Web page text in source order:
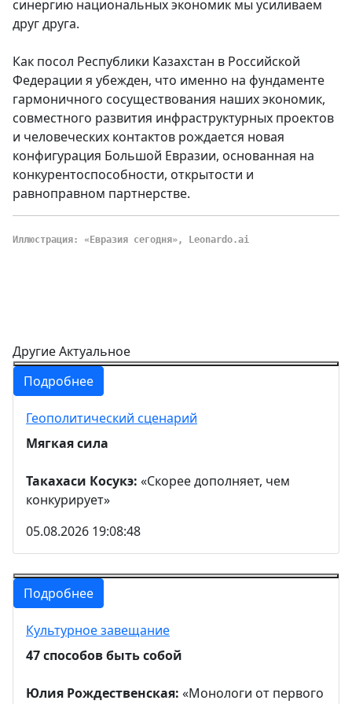
синергию национальных экономик мы усиливаем
друг друга.
Как посол Республики Казахстан в Российской
Федерации я убежден, что именно на фундаменте
гармоничного сосуществования наших экономик,
совместного развития инфраструктурных проектов
и человеческих контактов рождается новая
конфигурация Большой Евразии, основанная на
конкурентоспособности, открытости и
равноправном партнерстве.
Иллюстрация: «Евразия сегодня», Leonardo.ai
Другие Актуальное
Подробнее
Геополитический сценарий
Мягкая сила
Такахаси Косукэ: «Скорее дополняет, чем
конкурирует»
05.08.2026 19:08:48
Подробнее
Культурное завещание
47 способов быть собой
Юлия Рождественская: «Монологи от первого